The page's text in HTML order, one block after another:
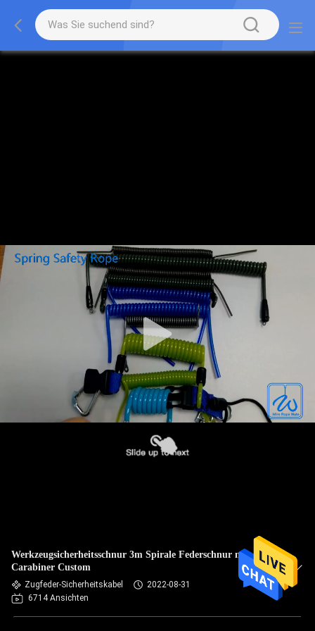
Werkzeugsicherheitsschnur 3m Spirale Federschnur mit
Carabiner Custom
Zugfeder-Sicherheitskabel
2022-08-31
6714 Ansichten